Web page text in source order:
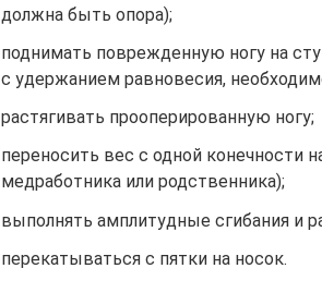
должна быть опора);
поднимать поврежденную ногу на
с удержанием равновесия,
растягивать прооперированную ногу;
переносить вес с одной конечности
медработника или родственника);
выполнять амплитудные сгибания и
перекатываться с пятки на носок.